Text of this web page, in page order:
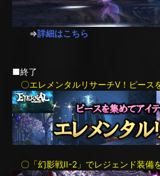
⇒詳細はこちら
■終了
〇エレメンタルリサーチV！ピース
〇「幻影戦II-2」でレジェンド装備